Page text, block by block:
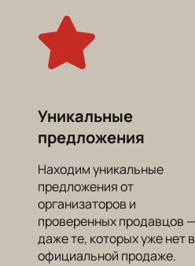
самих спортсменов. Не
момента из этого
противостояния! Поверьте,
сидеть на трибунах, затаив
честным ценам, чтобы
нашем сайте вы сможете
минут, выбрав нужные
билетов и внеся оплату.
Уникальные
предложения
Находим уникальные
предложения от
организаторов и
проверенных продавцов —
даже те, которых уже нет в
официальной продаже.